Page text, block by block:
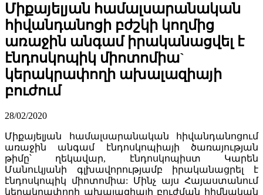
Միքայելյան համալսարանական
հիվանդանոցի բժշկի կողմից
առաջին անգամ իրականացվել է
էնդոսկոպիկ միոտոմիա`
կերակրափողի ախալազիայի
բուժում
28/02/2020
Միքայելյան համալսարանական հիվանդանոցում
առաջին անգամ էնդոսկոպիայի ծառայության
թիմը՝ ղեկավար, էնդոսկոպիստ Կարեն
Մանուկյանի գլխավորությամբ իրականացրել է
էնդոսկոպիկ միոտոմիա: Մինչ այս Հայաստանում
կերակրափողի ախալազիայի բուժման հիմնական